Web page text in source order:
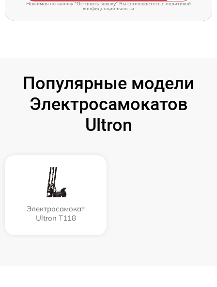
Нажимая на кнопку "Оставить заявку" Вы соглашаетесь c политикой
конфиденциальности
Популярные модели
Электросамокатов
Ultron
Электросамокат
Ultron T118